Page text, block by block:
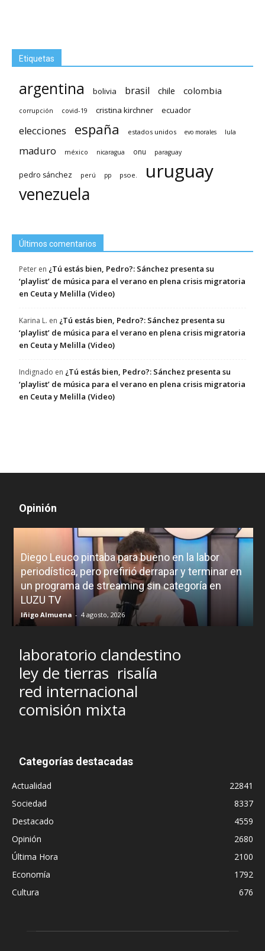
Etiquetas
argentina bolivia brasil chile colombia
corrupción covid-19 cristina kirchner ecuador
elecciones españa estados unidos evo morales lula
maduro méxico nicaragua onu paraguay
pedro sánchez perú pp psoe. uruguay
venezuela
Últimos comentarios
Peter en ¿Tú estás bien, Pedro?: Sánchez presenta su
‘playlist’ de música para el verano en plena crisis migratoria
en Ceuta y Melilla (Video)
Karina L. en ¿Tú estás bien, Pedro?: Sánchez presenta su
‘playlist’ de música para el verano en plena crisis migratoria
en Ceuta y Melilla (Video)
Indignado en ¿Tú estás bien, Pedro?: Sánchez presenta su
‘playlist’ de música para el verano en plena crisis migratoria
en Ceuta y Melilla (Video)
Opinión
Diego Leuco pintaba para bueno en la labor
periodística, pero prefirió derrapar y terminar en
un programa de streaming sin categoría en
LUZU TV
Iñigo Almuena - 4 agosto, 2026
laboratorio clandestino
ley de tierras risalía
red internacional
comisión mixta
Categorías destacadas
Actualidad
22841
Sociedad
8337
Destacado
4559
Opinión
2680
Última Hora
2100
Economía
1792
Cultura
676